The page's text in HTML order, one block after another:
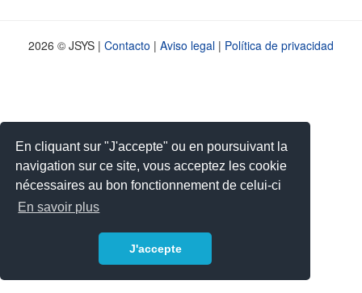
En cliquant sur "J'accepte" ou en poursuivant la
navigation sur ce site, vous acceptez les cookie
nécessaires au bon fonctionnement de celui-ci
En savoir plus
J'accepte
2026 © JSYS | Contacto | Aviso legal | Política de privacidad